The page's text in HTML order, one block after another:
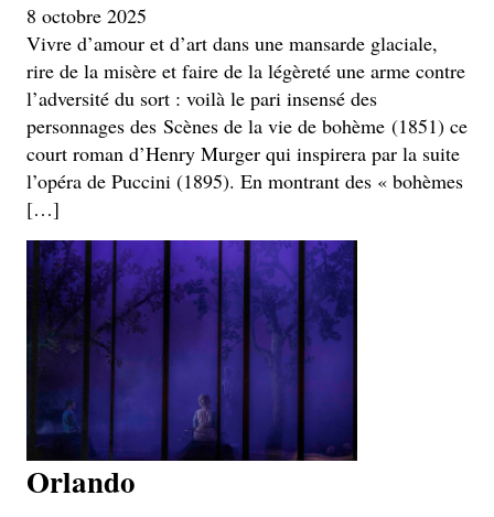
8 octobre 2025
Vivre d’amour et d’art dans une mansarde glaciale,
rire de la misère et faire de la légèreté une arme contre
l’adversité du sort : voilà le pari insensé des
personnages des Scènes de la vie de bohème (1851) ce
court roman d’Henry Murger qui inspirera par la suite
l’opéra de Puccini (1895). En montrant des « bohèmes
[…]
Orlando